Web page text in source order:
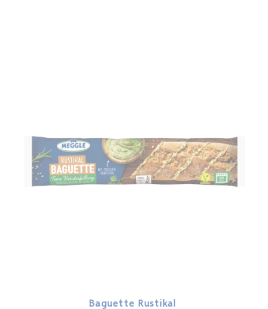
Baguette Rustikal